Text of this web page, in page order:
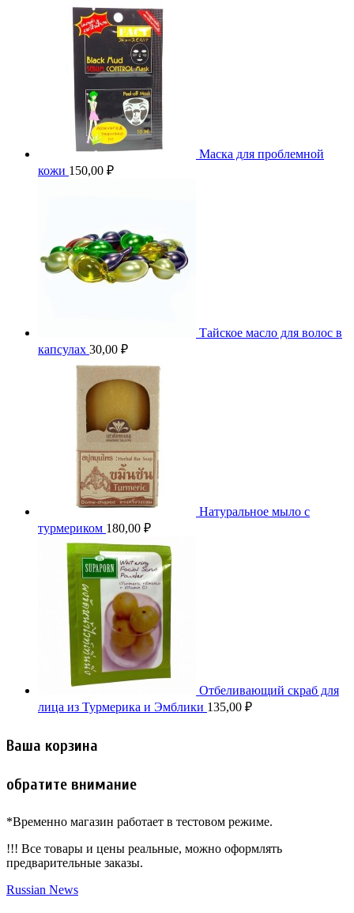
Маска для проблемной
кожи 150,00 ₽
Тайское масло для волос в
капсулах 30,00 ₽
Натуральное мыло с
турмериком 180,00 ₽
Отбеливающий скраб для
лица из Турмерика и Эмблики 135,00 ₽
Ваша корзина
обратите внимание
*Временно магазин работает в тестовом режиме.
!!! Все товары и цены реальные, можно оформлять
предварительные заказы.
Russian News